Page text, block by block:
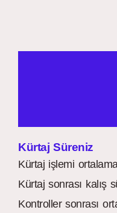
Kürtaj Süreniz
Kürtaj işlemi
Kürtaj sonrası kalış
Kontroller sonrası